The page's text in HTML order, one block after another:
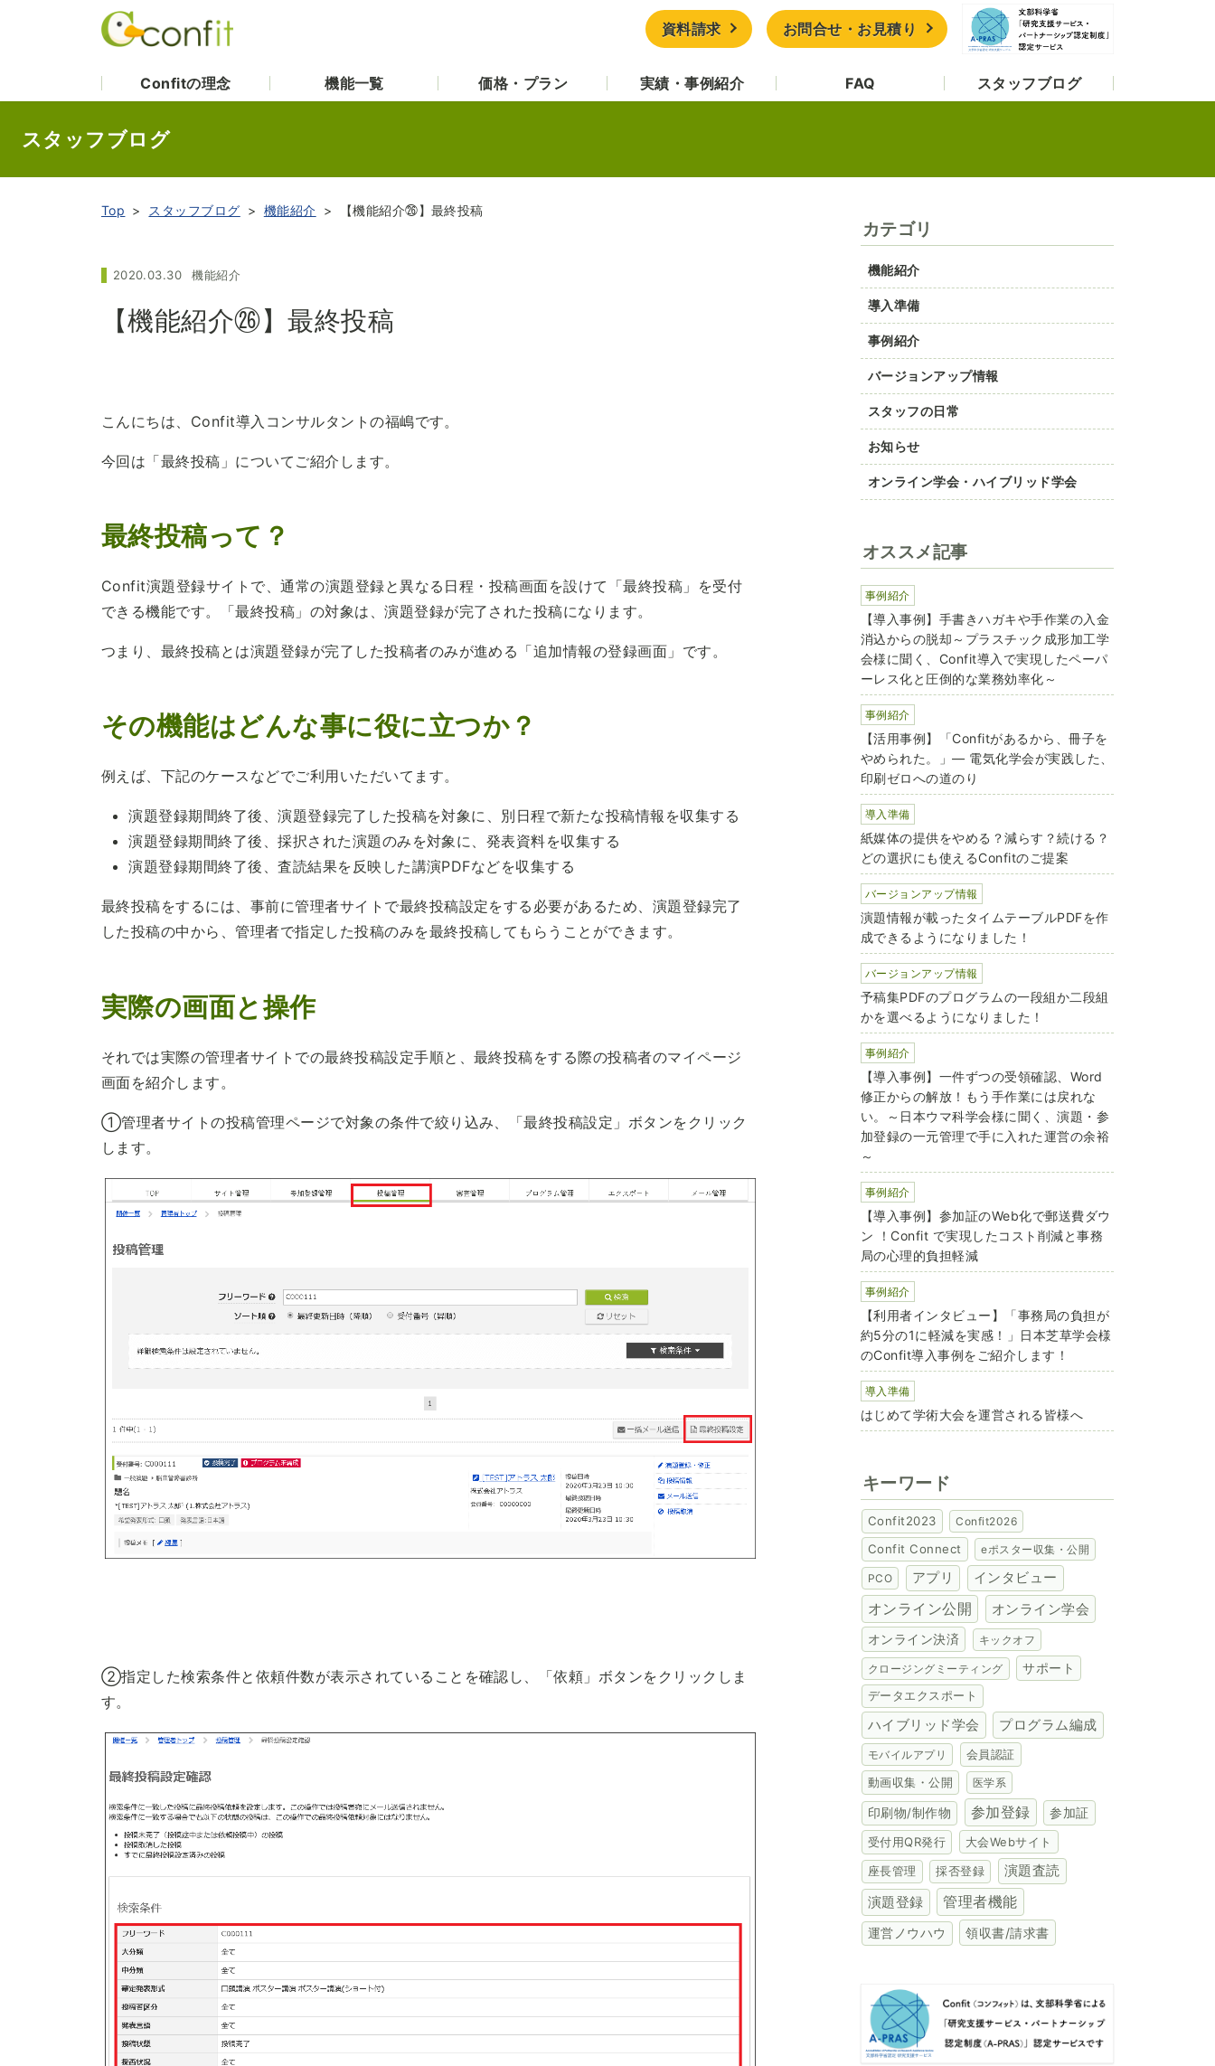
資料請求 お問合せ・お見積り
Confitの理念 機能一覧 価格・プラン 実績・事例紹介 FAQ スタッフブログ
スタッフブログ
Top スタッフブログ 機能紹介 【機能紹介㉖】最終投稿
2020.03.30 機能紹介
【機能紹介㉖】最終投稿
こんにちは、Confit導入コンサルタントの福嶋です。
今回は「最終投稿」についてご紹介します。
最終投稿って？
Confit演題登録サイトで、通常の演題登録と異なる日程・投稿画面を設けて「最終投稿」を受付
できる機能です。「最終投稿」の対象は、演題登録が完了された投稿になります。
つまり、最終投稿とは演題登録が完了した投稿者のみが進める「追加情報の登録画面」です。
その機能はどんな事に役に立つか？
例えば、下記のケースなどでご利用いただいてます。
演題登録期間終了後、演題登録完了した投稿を対象に、別日程で新たな投稿情報を収集する
演題登録期間終了後、採択された演題のみを対象に、発表資料を収集する
演題登録期間終了後、査読結果を反映した講演PDFなどを収集する
最終投稿をするには、事前に管理者サイトで最終投稿設定をする必要があるため、演題登録完了
した投稿の中から、管理者で指定した投稿のみを最終投稿してもらうことができます。
実際の画面と操作
それでは実際の管理者サイトでの最終投稿設定手順と、最終投稿をする際の投稿者のマイページ
画面を紹介します。
①管理者サイトの投稿管理ページで対象の条件で絞り込み、「最終投稿設定」ボタンをクリック
します。
②指定した検索条件と依頼件数が表示されていることを確認し、「依頼」ボタンをクリックしま
す。
カテゴリ
機能紹介
導入準備
事例紹介
バージョンアップ情報
スタッフの日常
お知らせ
オンライン学会・ハイブリッド学会
オススメ記事
事例紹介
【導入事例】手書きハガキや手作業の入金
消込からの脱却～プラスチック成形加工学
会様に聞く、Confit導入で実現したペーパ
ーレス化と圧倒的な業務効率化～
事例紹介
【活用事例】「Confitがあるから、冊子を
やめられた。」― 電気化学会が実践した、
印刷ゼロへの道のり
導入準備
紙媒体の提供をやめる？減らす？続ける？
どの選択にも使えるConfitのご提案
バージョンアップ情報
演題情報が載ったタイムテーブルPDFを作
成できるようになりました！
バージョンアップ情報
予稿集PDFのプログラムの一段組か二段組
かを選べるようになりました！
事例紹介
【導入事例】一件ずつの受領確認、Word
修正からの解放！もう手作業には戻れな
い。～日本ウマ科学会様に聞く、演題・参
加登録の一元管理で手に入れた運営の余裕
～
事例紹介
【導入事例】参加証のWeb化で郵送費ダウ
ン ！Confit で実現したコスト削減と事務
局の心理的負担軽減
事例紹介
【利用者インタビュー】「事務局の負担が
約5分の1に軽減を実感！」日本芝草学会様
のConfit導入事例をご紹介します！
導入準備
はじめて学術大会を運営される皆様へ
キーワード
Confit2023 Confit2026
Confit Connect eポスター収集・公開
PCO アプリ インタビュー
オンライン公開 オンライン学会
オンライン決済 キックオフ
クロージングミーティング サポート
データエクスポート
ハイブリッド学会 プログラム編成
モバイルアプリ
会員認証
動画収集・公開
医学系
印刷物/制作物 参加登録 参加証
受付用QR発行 大会Webサイト
座長管理 採否登録 演題査読
演題登録 管理者機能
運営ノウハウ 領収書/請求書